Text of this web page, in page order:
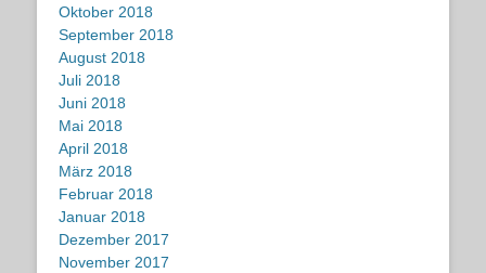
Oktober 2018
September 2018
August 2018
Juli 2018
Juni 2018
Mai 2018
April 2018
März 2018
Februar 2018
Januar 2018
Dezember 2017
November 2017